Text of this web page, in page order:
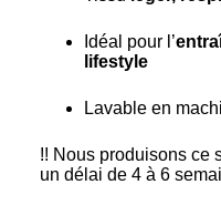
Idéal pour l’
lifestyle
Lavable en
!! Nous produisons ce
un délai de 4 à 6